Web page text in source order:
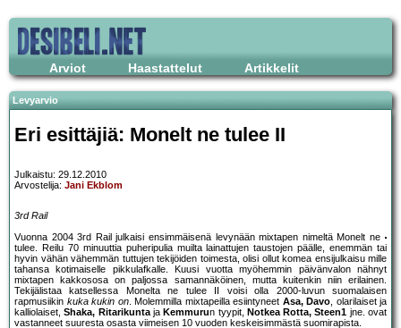
Arviot Haastattelut Artikkelit
Levyarvio
Eri esittäjiä: Monelt ne tulee II
Julkaistu: 29.12.2010
Arvostelija: Jani Ekblom
3rd Rail
Vuonna 2004 3rd Rail julkaisi ensimmäisenä levynään mixtapen nimeltä Monelt ne
tulee. Reilu 70 minuuttia puheripulia muilta lainattujen taustojen päälle, enemmän tai
hyvin vähän vähemmän tuttujen tekijöiden toimesta, olisi ollut komea ensijulkaisu mille
tahansa kotimaiselle pikkulafkalle. Kuusi vuotta myöhemmin päivänvalon nähnyt
mixtapen kakkososa on paljossa samannäköinen, mutta kuitenkin niin erilainen.
Tekijälistaa katsellessa Monelta ne tulee II voisi olla 2000-luvun suomalaisen
rapmusiikin kuka kukin on. Molemmilla mixtapeilla esiintyneet Asa, Davo, olarilaiset ja
kalliolaiset,Shaka, Ritarikuntaja Kemmurun tyypit, Notkea Rotta, Steen1 jne. ovat
vastanneet suuresta osasta viimeisen 10 vuoden keskeisimmästä suomirapista.